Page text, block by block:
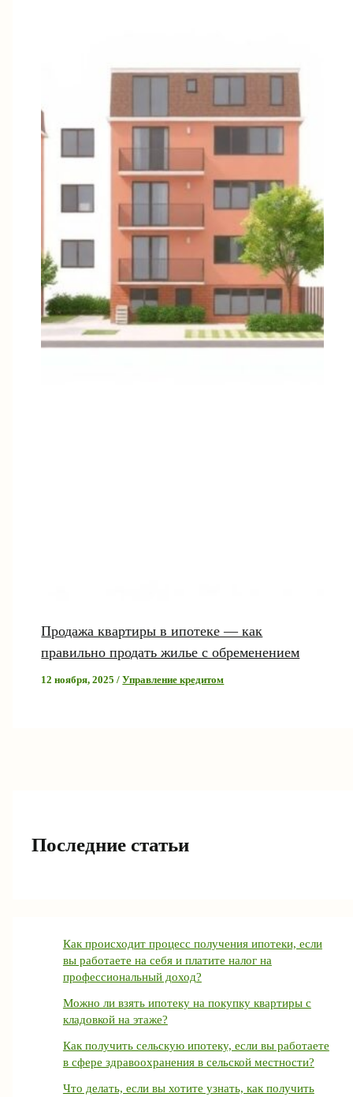
Последние статьи
Как происходит процесс получения ипотеки, если
вы работаете на себя и платите налог на
профессиональный доход?
Можно ли взять ипотеку на покупку квартиры с
кладовкой на этаже?
Как получить сельскую ипотеку, если вы работаете
в сфере здравоохранения в сельской местности?
Что делать, если вы хотите узнать, как получить
Продажа квартиры в ипотеке — как
правильно продать жилье с обременением
12 ноября, 2025/Управление кредитом